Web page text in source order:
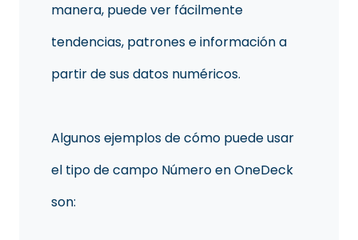
manera, puede ver fácilmente
tendencias, patrones e información a
partir de sus datos numéricos.
Algunos ejemplos de cómo puede usar
el tipo de campo Número en OneDeck
son: